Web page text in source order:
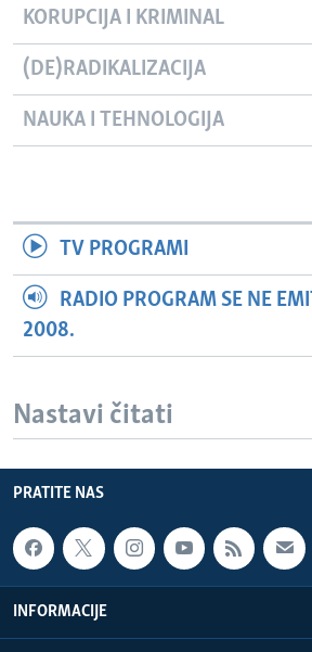
KORUPCIJA I KRIMINAL
(DE)RADIKALIZACIJA
NAUKA I TEHNOLOGIJA
TV PROGRAMI
RADIO PROGRAM SE NE
2008.
Nastavi čitati
PRATITE NAS
INFORMACIJE